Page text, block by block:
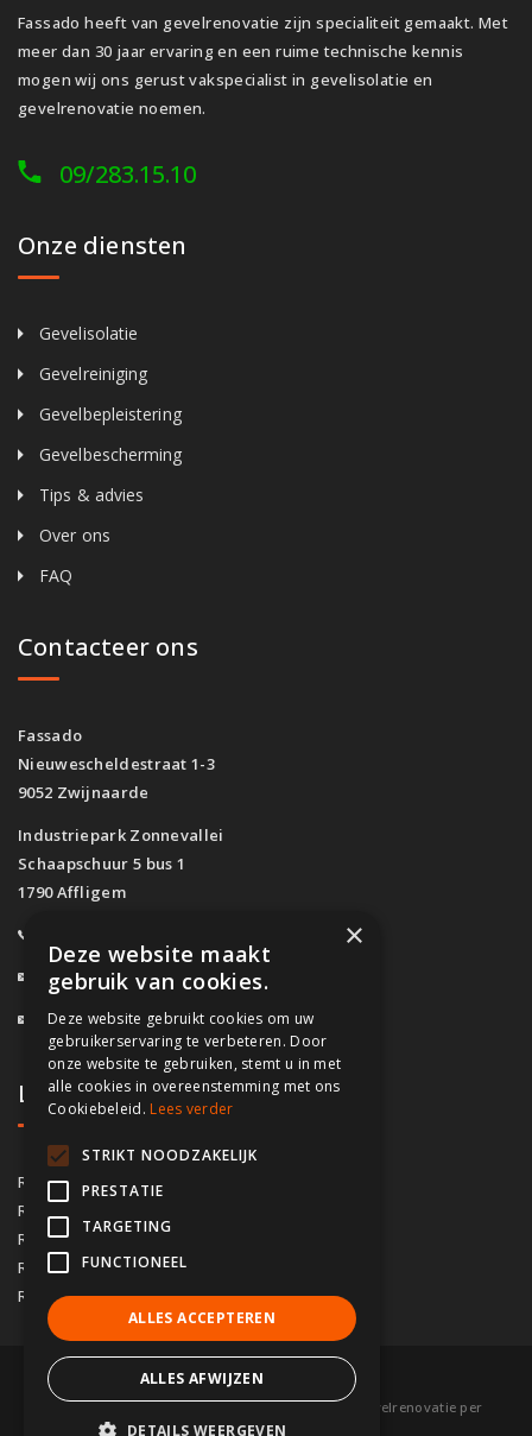
Fassado heeft van gevelrenovatie zijn specialiteit gemaakt. Met
meer dan 30 jaar ervaring en een ruime technische kennis
mogen wij ons gerust vakspecialist in gevelisolatie en
gevelrenovatie noemen.
09/283.15.10
Onze diensten
Gevelisolatie
Gevelreiniging
Gevelbepleistering
Gevelbescherming
Tips & advies
Over ons
FAQ
Contacteer ons
Fassado
Nieuwescheldestraat 1-3
9052 Zwijnaarde
Industriepark Zonnevallei
Schaapschuur 5 bus 1
1790 Affligem
info@fassado.be
BTW: BE 0700.617.934
Lokaal contact
Regio Antwerpen
Regio Brussel
Regio Gent 09/283.15.10
Regio Brugge 050/76.00.21
Regio Kortrijk 056/92.10.73
© 2026 Fassado |Voorwaarden|Sitemap|
Gevelrenovatie per
×
Deze website maakt
gebruik van cookies.
Deze website gebruikt cookies om uw
gebruikerservaring te verbeteren. Door
onze website te gebruiken, stemt u in met
alle cookies in overeenstemming met ons
Cookiebeleid. Lees verder
STRIKT NOODZAKELIJK
PRESTATIE
TARGETING
FUNCTIONEEL
ALLES ACCEPTEREN
ALLES AFWIJZEN
DETAILS WEERGEVEN